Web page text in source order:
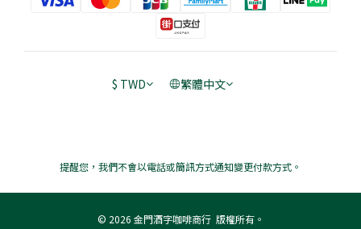
$ TWD 繁體中文
提醒您，我們不會以電話或簡訊方式通知變更付款方式。
© 2026 金門酒字咖啡商行 版權所有。